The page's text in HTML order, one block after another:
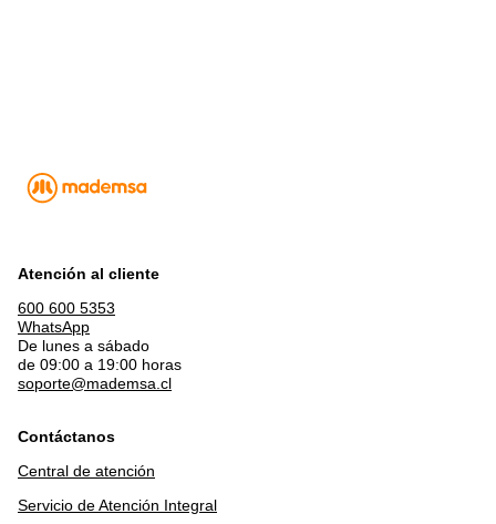
Atención al cliente
600 600 5353
WhatsApp
De lunes a sábado
de 09:00 a 19:00 horas
soporte@mademsa.cl
Contáctanos
Central de atención
Servicio de Atención Integral